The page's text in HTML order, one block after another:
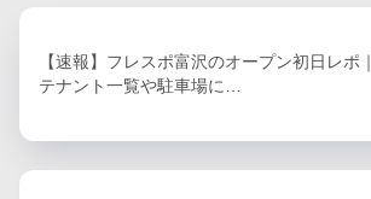
【速報】フレスポ富沢のオープン初日レポ｜
テナント一覧や駐車場に…